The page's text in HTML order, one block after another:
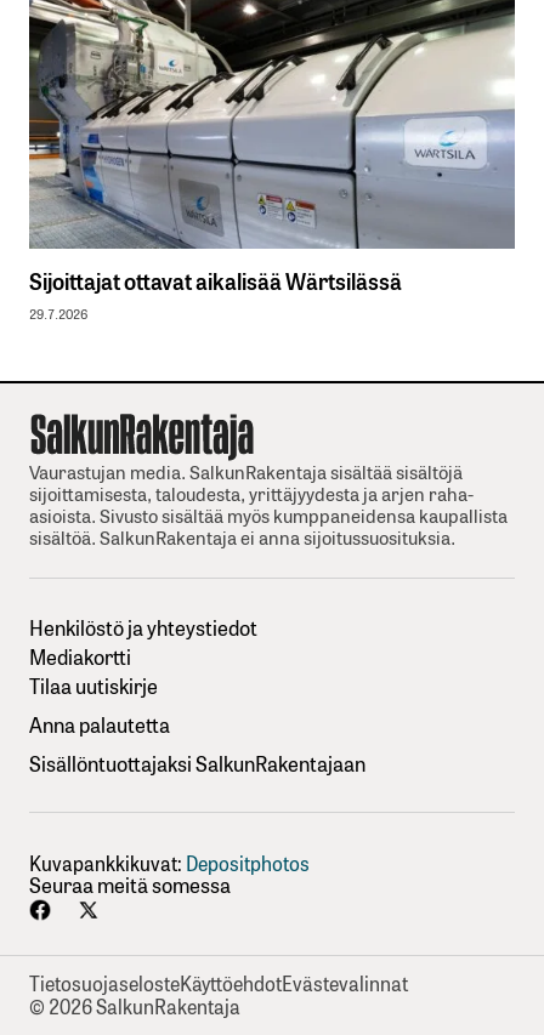
Sijoittajat ottavat aikalisää Wärtsilässä
29.7.2026
Vaurastujan media. SalkunRakentaja sisältää sisältöjä
sijoittamisesta, taloudesta, yrittäjyydesta ja arjen raha-
asioista. Sivusto sisältää myös kumppaneidensa kaupallista
sisältöä. SalkunRakentaja ei anna sijoitussuosituksia.
Henkilöstö ja yhteystiedot
Mediakortti
Tilaa uutiskirje
Anna palautetta
Sisällöntuottajaksi SalkunRakentajaan
Kuvapankkikuvat: Depositphotos
Seuraa meitä somessa
TietosuojaselosteKäyttöehdotEvästevalinnat
© 2026 SalkunRakentaja